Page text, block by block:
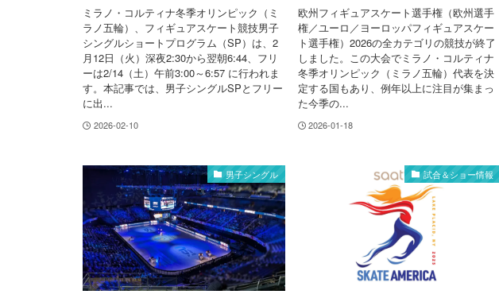
ミラノ・コルティナ冬季オリンピック（ミ
ラノ五輪）、フィギュアスケート競技男子
シングルショートプログラム（SP）は、2
月12日（火）深夜2:30から翌朝6:44、フリ
ーは2/14（土）午前3:00～6:57 に行われま
す。本記事では、男子シングルSPとフリー
に出...
2026-02-10
欧州フィギュアスケート選手権（欧州選手
権／ユーロ／ヨーロッパフィギュアスケー
ト選手権）2026の全カテゴリの競技が終了
しました。この大会でミラノ・コルティナ
冬季オリンピック（ミラノ五輪）代表を決
定する国もあり、例年以上に注目が集まっ
た今季の...
2026-01-18
男子シングル 試合＆ショー情報